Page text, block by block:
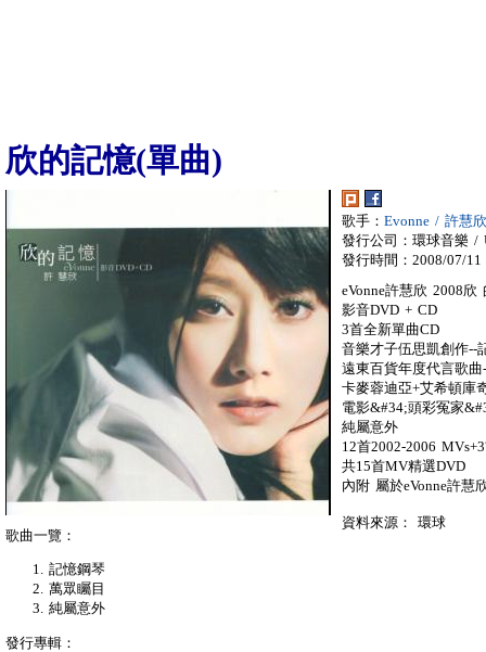
欣的記憶(單曲)
歌手： Evonne / 許慧欣
發行公司：環球音樂 /
發行時間：2008/07/11
eVonne許慧欣 2008欣
影音DVD + CD
3首全新單曲CD
音樂才子伍思凱創作--
遠東百貨年度代言歌
卡麥蓉迪亞+艾希頓庫
電影&#34;頭彩冤家
純屬意外
12首2002-2006
共15首MV精選DVD
內附 屬於eVonne許慧
資料來源： 環球
歌曲一覽：
記憶鋼琴
萬眾矚目
純屬意外
發行專輯：